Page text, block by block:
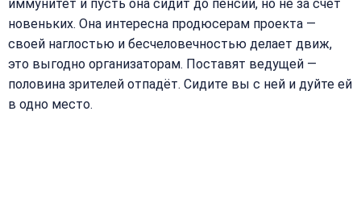
иммунитет и пусть она сидит до пенсии, но не за счёт
новеньких. Она интересна продюсерам проекта —
своей наглостью и бесчеловечностью делает движ,
это выгодно организаторам. Поставят ведущей —
половина зрителей отпадёт. Сидите вы с ней и дуйте ей
в одно место.